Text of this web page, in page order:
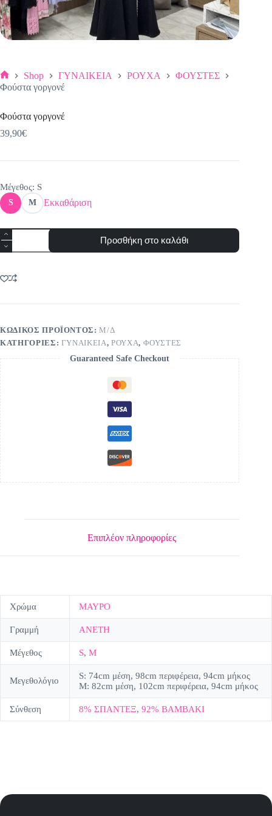
Αρχική
Shop ΓΥΝΑΙΚΕΙΑ ΡΟΥΧΑ
ΦΟΥΣΤΕΣ
Φούστα γοργονέ
Φούστα γοργονέ
39,90€
Μέγεθος: S
S M Εκκαθάριση
Φούστα
γοργονέ
ποσότητα
Προσθήκη στο καλάθι
ΚΩΔΙΚΌΣ ΠΡΟΪΌΝΤΟΣ:Μ/Δ
ΚΑΤΗΓΟΡΊΕΣ: ΓΥΝΑΙΚΕΙΑ, ΡΟΥΧΑ, ΦΟΥΣΤΕΣ
Guaranteed Safe Checkout
Επιπλέον πληροφορίες
Χρώμα ΜΑΥΡΟ
Γραμμή ΑΝΕΤΗ
Μέγεθος S, M
Μεγεθολόγιο
S: 74cm μέση, 98cm περιφέρεια, 94cm μήκος
Μ: 82cm μέση, 102cm περιφέρεια, 94cm μήκος
Σύνθεση 8% ΣΠΑΝΤΕΞ, 92% ΒΑΜΒΑΚΙ